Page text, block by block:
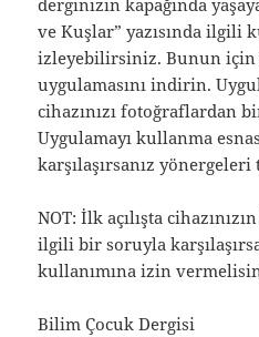
derginizin kapağında
ve Kuşlar” yazısında ilgili
izleyebilirsiniz. Bunun için
uygulamasını indirin.
cihazınızı fotoğraflardan
Uygulamayı kullanma
karşılaşırsanız
NOT: İlk açılışta
ilgili bir soruyla
kullanımına izin
Bilim Çocuk Dergisi